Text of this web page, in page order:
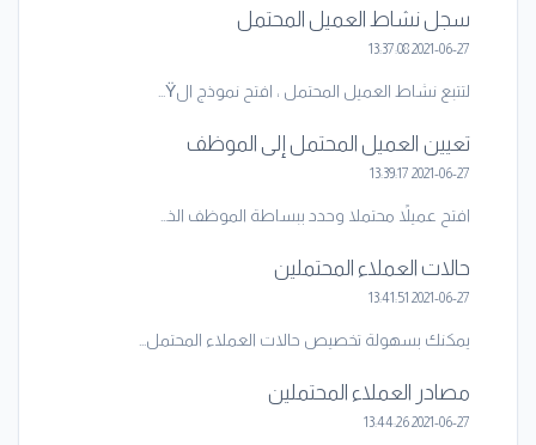
سجل نشاط العميل المحتمل
2021-06-27 13:37:08
لتتبع نشاط العميل المحتمل ، افتح نموذج الŸ...
تعيين العميل المحتمل إلى الموظف
2021-06-27 13:39:17
افتح عميلاً محتملا وحدد ببساطة الموظف الذ...
حالات العملاء المحتملين
2021-06-27 13:41:51
يمكنك بسهولة تخصيص حالات العملاء المحتمل...
مصادر العملاء المحتملين
2021-06-27 13:44:26